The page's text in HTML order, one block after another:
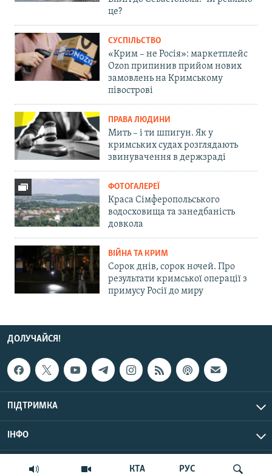
КТА РУС
це?
СУСПІЛЬСТВО
«Крим – не Росія»: маркетплейс
Ozon припинив прийом нових
замовлень на Кримському
півострові
ПРАВА ЛЮДИНИ
Мить – і ти шпигун. Як у
кримських судах розглядають
звинувачення в держзраді
ФОТОГАЛЕРЕЇ
Краса Сімферопольського
водосховища та занедбаність
довкола
ВІЙНА ТА КРИМ
Сорок днів, сорок ночей. Про
результати кримської операції з
примусу Росії до миру
ДОЛУЧАЙСЯ!
ПІДТРИМКА
ІНФО
© Крим.Реалії, 2026 | Усі права застережено.